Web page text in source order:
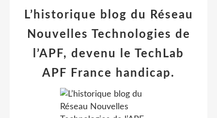
L’historique blog du Réseau
Nouvelles Technologies de
l’APF, devenu le TechLab
APF France handicap.